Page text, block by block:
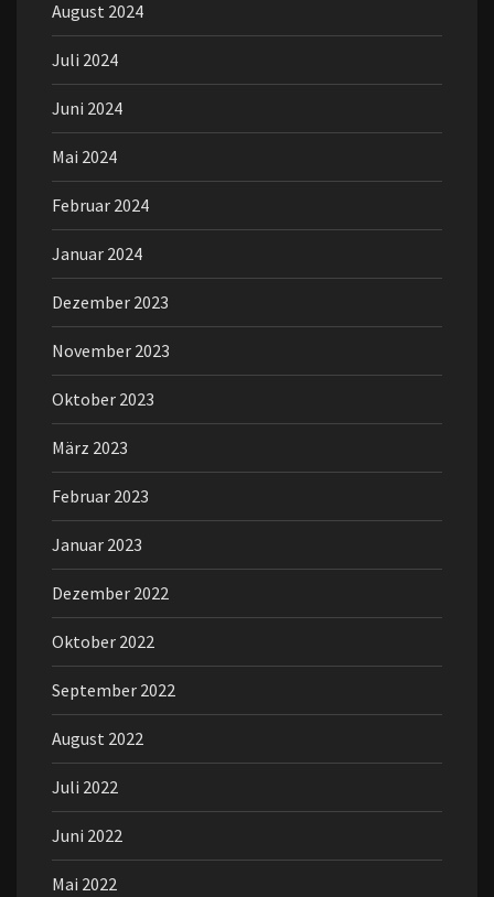
August 2024
Juli 2024
Juni 2024
Mai 2024
Februar 2024
Januar 2024
Dezember 2023
November 2023
Oktober 2023
März 2023
Februar 2023
Januar 2023
Dezember 2022
Oktober 2022
September 2022
August 2022
Juli 2022
Juni 2022
Mai 2022